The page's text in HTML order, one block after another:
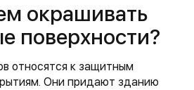
окрашивать
поверхности?
относятся к защитным
Они придают зданию